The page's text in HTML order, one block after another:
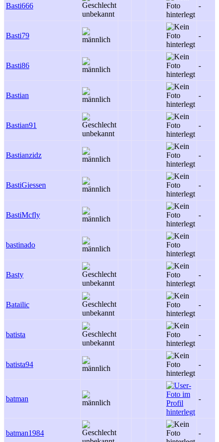
Basti666 -
Basti79 -
Basti86 -
Bastian -
Bastian91 -
Bastianzidz -
BastiGiessen -
BastiMcfly -
bastinado
Basty -
Batailic -
batista -
batista94 -
batman -
batman1984 -